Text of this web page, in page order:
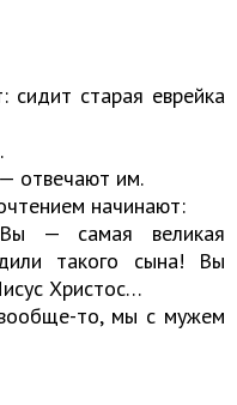
сидит старая еврейка
отвечают им.
начинают:
— самая великая
такого сына! Вы
Христос…
то, мы с мужем